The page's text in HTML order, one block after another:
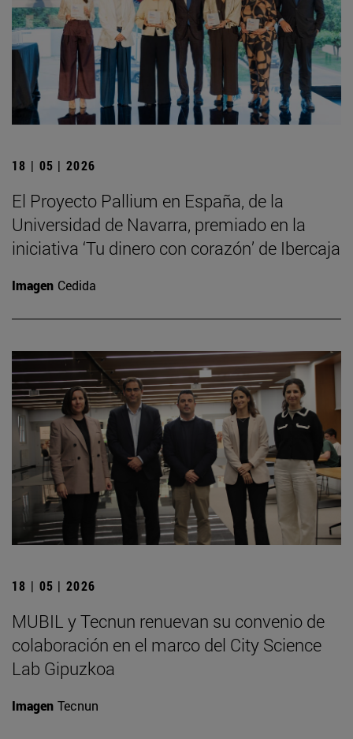
18 | 05 | 2026
El Proyecto Pallium en España, de la
Universidad de Navarra, premiado en la
iniciativa ‘Tu dinero con corazón’ de Ibercaja
Imagen Cedida
18 | 05 | 2026
MUBIL y Tecnun renuevan su convenio de
colaboración en el marco del City Science
Lab Gipuzkoa
Imagen Tecnun